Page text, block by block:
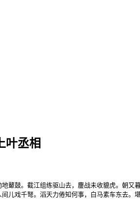
叶丞相
鼙鼓。截江组练驱山去，鏖战未收貔虎。朝
儿戏千弩。滔天力倦知何事，白马素车东去